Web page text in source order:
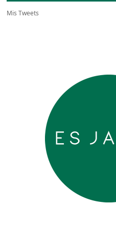
Mis Tweets